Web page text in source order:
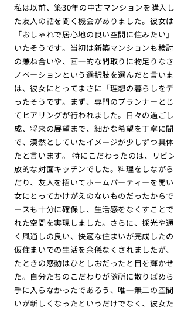
私は以前、築30年の中古マンションを購入
た友人の話を聞く機会がありました。彼女
「おしゃれで居心地の良い空間に住みたい
いたそうです。当初は新築マンションも検
の兼ね合いや、画一的な間取りに物足りな
ノベーションという選択肢を選んだと言い
は、彼女にとってまさに「理想の暮らしを
ったそうです。まず、専門のプランナーと
てヒアリングが行われました。日々の過ご
成、将来の展望まで、細かな希望を丁寧に
で、漠然としていたイメージが少しずつ具
たと言います。 特にこだわったのは、リビ
放的な対面キッチンでした。料理をしなが
だり、友人を招いてホームパーティーを開
女にとってかけがえのないものだったから
ースも十分に確保し、生活感をなくすこと
れた空間を実現しました。さらに、採光や
く風通しの良い、快適な住まいが完成した
仮住まいでの生活を余儀なくされましたが
たときの感動はひとしおだったと目を輝か
た。自分たちのこだわりが随所に散りばめ
手に入らなかったであろう、唯一無二の空
いが新しくなったというだけでなく、彼女